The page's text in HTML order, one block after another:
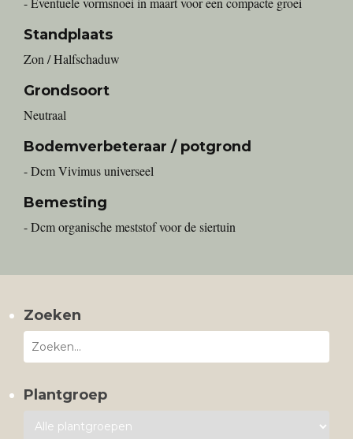
Standplaats
Zon / Halfschaduw
Grondsoort
Neutraal
Bodemverbeteraar / potgrond
- Dcm Vivimus universeel
Bemesting
- Dcm organische meststof voor de siertuin
Zoeken
Plantgroep